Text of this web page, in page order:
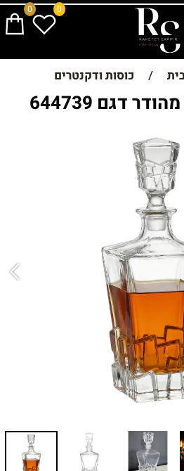
0 0
/ כוסות ודקנטרים
דגם 644739